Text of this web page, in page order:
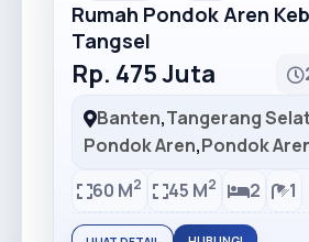
Rumah Pondok Aren
Tangsel
Rp. 475 Juta
Banten,Tangerang
Pondok Aren,Pondok
60 M2 45 M2 2 1